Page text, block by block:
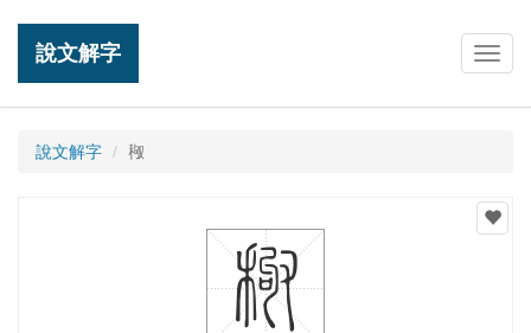
說文解字
說文解字 䅓